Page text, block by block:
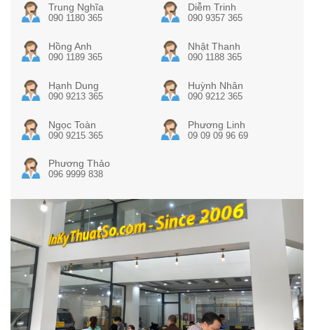
Trung Nghĩa
090 1180 365
Diễm Trinh
090 9357 365
Hồng Anh
090 1189 365
Nhật Thanh
090 1188 365
Hạnh Dung
090 9213 365
Huỳnh Nhân
090 9212 365
Ngọc Toàn
090 9215 365
Phương Linh
09 09 09 96 69
Phương Thảo
096 9999 838